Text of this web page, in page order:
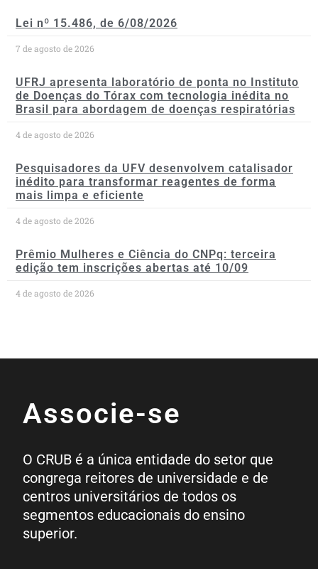
Lei nº 15.486, de 6/08/2026
7 de agosto de 2026
UFRJ apresenta laboratório de ponta no Instituto
de Doenças do Tórax com tecnologia inédita no
Brasil para abordagem de doenças respiratórias
4 de agosto de 2026
Pesquisadores da UFV desenvolvem catalisador
inédito para transformar reagentes de forma
mais limpa e eficiente
4 de agosto de 2026
Prêmio Mulheres e Ciência do CNPq: terceira
edição tem inscrições abertas até 10/09
4 de agosto de 2026
Associe-se
O CRUB é a única entidade do setor que
congrega reitores de universidade e de
centros universitários de todos os
segmentos educacionais do ensino
superior.